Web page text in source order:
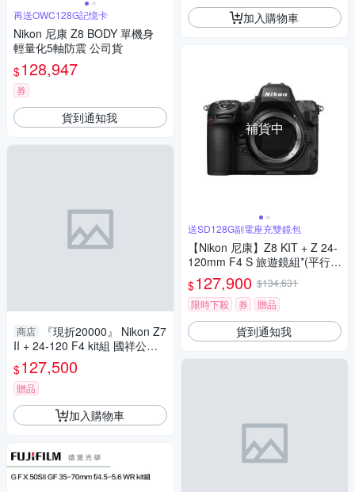
再送OWC128G記憶卡
Nikon 尼康 Z8 BODY 單機身
輕量化5軸防震 公司貨
$128,947
券
貨到通知我
商店
『現折20000』 Nikon Z7
II + 24-120 F4 kit組 國祥公司
貨 德寶光學
$127,500
贈品
加入購物車
加入購物車
補貨中
送SD128G副電座充雙鏡包
【Nikon 尼康】Z8 KIT + Z 24-
120mm F4 S 旅遊鏡組*(平行輸
入)
$127,900 $134,631
限時下殺
券 贈品
貨到通知我